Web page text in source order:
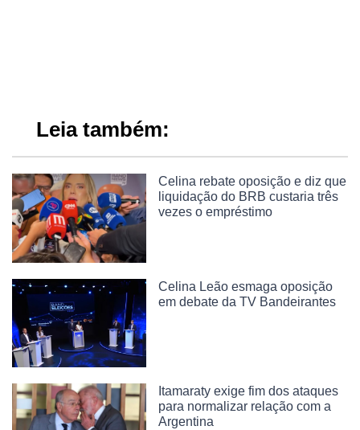
Leia também:
Celina rebate oposição e diz que
liquidação do BRB custaria três
vezes o empréstimo
Celina Leão esmaga oposição
em debate da TV Bandeirantes
Itamaraty exige fim dos ataques
para normalizar relação com a
Argentina